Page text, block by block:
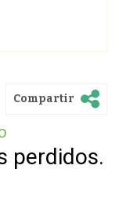
Compartir
perdidos.